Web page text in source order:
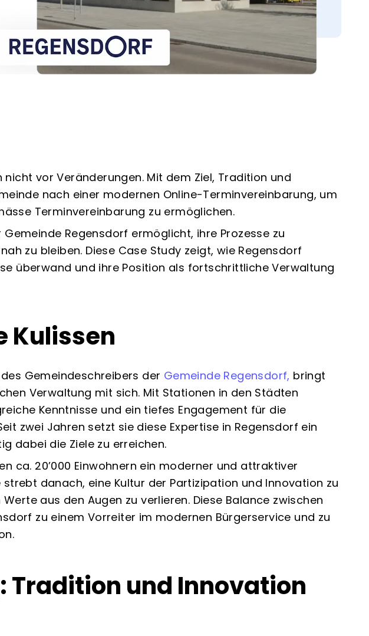
vor Veränderungen. Mit dem Ziel, Tradition und
nach einer modernen Online-Terminvereinbarung, um
Terminvereinbarung zu ermöglichen.
Regensdorf ermöglicht, ihre Prozesse zu
zu bleiben. Diese Case Study zeigt, wie Regensdorf
überwand und ihre Position als fortschrittliche Verwaltung
Kulissen
Gemeindeschreibers der Gemeinde Regensdorf, bringt
Verwaltung mit sich. Mit Stationen in den Städten
Kenntnisse und ein tiefes Engagement für die
zwei Jahren setzt sie diese Expertise in Regensdorf ein
dabei die Ziele zu erreichen.
ca. 20’000 Einwohnern ein moderner und attraktiver
danach, eine Kultur der Partizipation und Innovation zu
aus den Augen zu verlieren. Diese Balance zwischen
zu einem Vorreiter im modernen Bürgerservice und zu
Tradition und Innovation